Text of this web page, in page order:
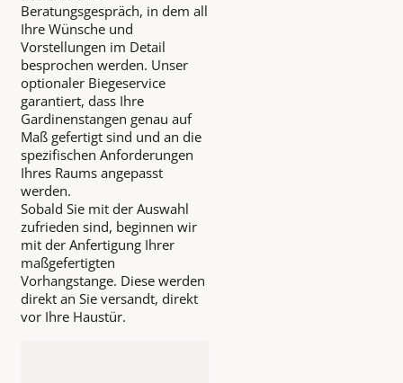
Beratungsgespräch, in dem all
Ihre Wünsche und
Vorstellungen im Detail
besprochen werden. Unser
optionaler Biegeservice
garantiert, dass Ihre
Gardinenstangen genau auf
Maß gefertigt sind und an die
spezifischen Anforderungen
Ihres Raums angepasst
werden.
Sobald Sie mit der Auswahl
zufrieden sind, beginnen wir
mit der Anfertigung Ihrer
maßgefertigten
Vorhangstange. Diese werden
direkt an Sie versandt, direkt
vor Ihre Haustür.